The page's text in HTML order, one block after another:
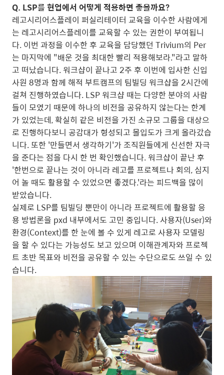
Q. LSP를 현업에서 어떻게 적용하면 좋을까요?
레고시리어스플레이 퍼실리테이터 교육을 이수한 사람에게
는 레고시리어스플레이를 교육할 수 있는 권한이 부여됩니
다. 이번 과정을 이수한 후 교육을 담당했던 Trivium의 Per
는 마지막에 "배운 것을 최대한 빨리 적용해보라."라고 말하
고 떠났습니다. 워크샵이 끝나고 2주 후 이번에 입사한 신입
사원 8명과 함께 해적 부트캠프의 팀빌딩 워크샵을 2시간에
걸쳐 진행하였습니다. LSP 워크샵 때는 다양한 분야의 사람
들이 모였기 때문에 하나의 비전을 공유하지 않는다는 한계
가 있었는데, 확실히 같은 비전을 가진 소규모 그룹을 대상으
로 진행하다보니 공감대가 형성되고 몰입도가 크게 올라갔습
니다. 또한 '만들면서 생각하기'가 조직원들에게 신선한 자극
을 준다는 점을 다시 한 번 확인했습니다. 워크샵이 끝난 후
'한번으로 끝나는 것이 아니라 레고를 프로젝트나 회의, 심지
어 놀 때도 활용할 수 있었으면 좋겠다.'라는 피드백을 많이
받았습니다.
실제로 LSP를 팀빌딩 뿐만이 아니라 프로젝트에 활용할 응
용 방법론을 pxd 내부에서도 고민 중입니다. 사용자(User)와
환경(Context)를 한 눈에 볼 수 있게 레고로 사용자 모델링
을 할 수 있다는 가능성도 보고 있으며 이해관계자와 프로젝
트 초반 목표와 비전을 공유할 수 있는 수단으로도 쓰일 수 있
습니다.